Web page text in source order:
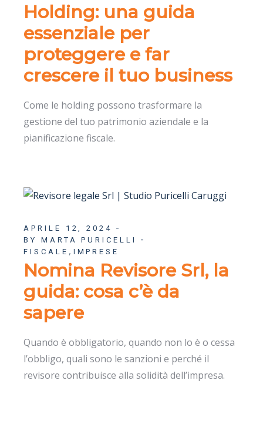
Holding: una guida
essenziale per
proteggere e far
crescere il tuo business
Come le holding possono trasformare la
gestione del tuo patrimonio aziendale e la
pianificazione fiscale.
APRILE 12, 2024
BY MARTA PURICELLI
FISCALE , IMPRESE
Nomina Revisore Srl, la
guida: cosa c’è da
sapere
Quando è obbligatorio, quando non lo è o cessa
l’obbligo, quali sono le sanzioni e perché il
revisore contribuisce alla solidità dell’impresa.